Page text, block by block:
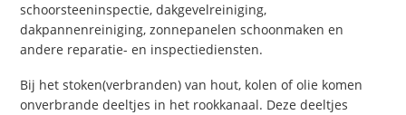
schoorsteeninspectie, dakgevelreiniging,
dakpannenreiniging, zonnepanelen schoonmaken en
andere reparatie- en inspectiediensten.
Bij het stoken(verbranden) van hout, kolen of olie komen
onverbrande deeltjes in het rookkanaal. Deze deeltjes